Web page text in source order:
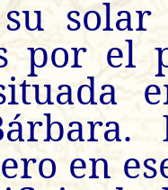
solar
por el
en